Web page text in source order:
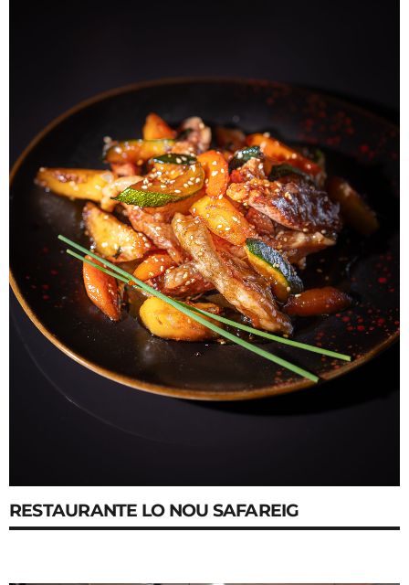
NOTÍCIES ALBERT
LA MOSTRA JAZZ TORTOSA,
CONVOCA EL CONCURS ANUAL
DE DISSENY DE CARTELLS DEL
FESTIVAL
RESTAURANTE LO NOU SAFAREIG